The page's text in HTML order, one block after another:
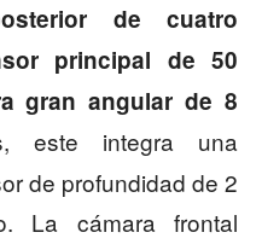
de cuatro
principal de 50
gran angular de 8
este integra una
de profundidad de 2
La cámara frontal